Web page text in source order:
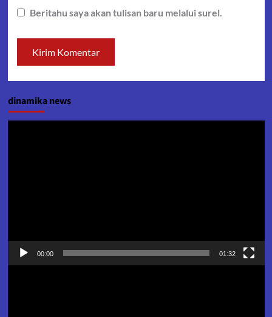
Beritahu saya akan tulisan baru melalui surel.
dinamika news
00:00 01:32